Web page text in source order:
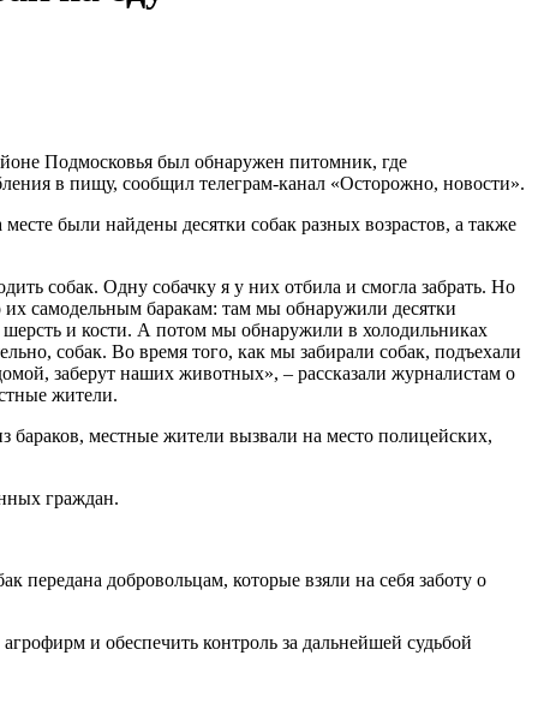
Подмосковья был обнаружен питомник, где
в пищу, сообщил телеграм-канал «Осторожно, новости».
были найдены десятки собак разных возрастов, а также
собак. Одну собачку я у них отбила и смогла забрать. Но
самодельным баракам: там мы обнаружили десятки
и кости. А потом мы обнаружили в холодильниках
собак. Во время того, как мы забирали собак, подъехали
заберут наших животных», – рассказали журналистам о
жители.
бараков, местные жители вызвали на место полицейских,
граждан.
передана добровольцам, которые взяли на себя заботу о
и обеспечить контроль за дальнейшей судьбой